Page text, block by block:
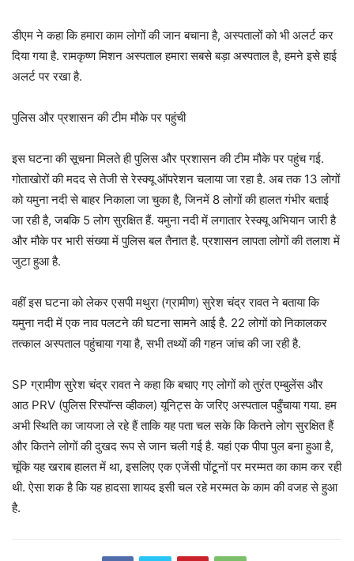
डीएम ने कहा कि हमारा काम लोगों की जान बचाना है, अस्पतालों को भी अलर्ट कर
दिया गया है. रामकृष्ण मिशन अस्पताल हमारा सबसे बड़ा अस्पताल है, हमने इसे हाई
अलर्ट पर रखा है.
पुलिस और प्रशासन की टीम मौके पर पहुंची
इस घटना की सूचना मिलते ही पुलिस और प्रशासन की टीम मौके पर पहुंच गई.
गोताखोरों की मदद से तेजी से रेस्क्यू ऑपरेशन चलाया जा रहा है. अब तक 13 लोगों
को यमुना नदी से बाहर निकाला जा चुका है, जिनमें 8 लोगों की हालत गंभीर बताई
जा रही है, जबकि 5 लोग सुरक्षित हैं. यमुना नदी में लगातार रेस्क्यू अभियान जारी है
और मौके पर भारी संख्या में पुलिस बल तैनात है. प्रशासन लापता लोगों की तलाश में
जुटा हुआ है.
वहीं इस घटना को लेकर एसपी मथुरा (ग्रामीण) सुरेश चंद्र रावत ने बताया कि
यमुना नदी में एक नाव पलटने की घटना सामने आई है. 22 लोगों को निकालकर
तत्काल अस्पताल पहुंचाया गया है, सभी तथ्यों की गहन जांच की जा रही है.
SP ग्रामीण सुरेश चंद्र रावत ने कहा कि बचाए गए लोगों को तुरंत एम्बुलेंस और
आठ PRV (पुलिस रिस्पॉन्स व्हीकल) यूनिट्स के जरिए अस्पताल पहुँचाया गया. हम
अभी स्थिति का जायजा ले रहे हैं ताकि यह पता चल सके कि कितने लोग सुरक्षित हैं
और कितने लोगों की दुखद रूप से जान चली गई है. यहां एक पीपा पुल बना हुआ है,
चूंकि यह खराब हालत में था, इसलिए एक एजेंसी पोंटूनों पर मरम्मत का काम कर रही
थी. ऐसा शक है कि यह हादसा शायद इसी चल रहे मरम्मत के काम की वजह से हुआ
है.